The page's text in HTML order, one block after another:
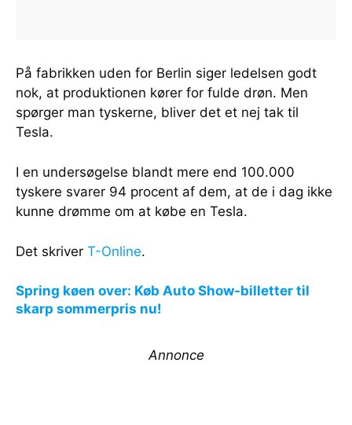
På fabrikken uden for Berlin siger ledelsen godt
nok, at produktionen kører for fulde drøn. Men
spørger man tyskerne, bliver det et nej tak til
Tesla.
I en undersøgelse blandt mere end 100.000
tyskere svarer 94 procent af dem, at de i dag ikke
kunne drømme om at købe en Tesla.
Det skriver T-Online.
Spring køen over: Køb Auto Show-billetter til
skarp sommerpris nu!
Annonce